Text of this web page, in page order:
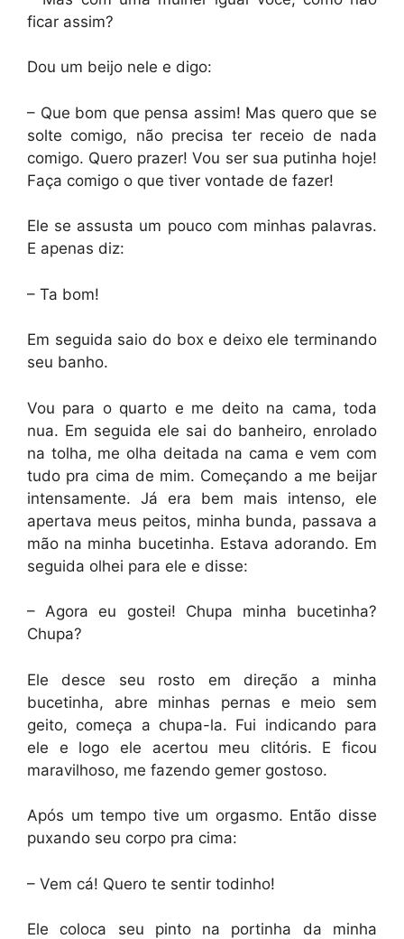
ficar assim?
Dou um beijo nele e digo:
– Que bom que pensa assim! Mas quero que se
solte comigo, não precisa ter receio de nada
comigo. Quero prazer! Vou ser sua putinha hoje!
Faça comigo o que tiver vontade de fazer!
Ele se assusta um pouco com minhas palavras.
E apenas diz:
– Ta bom!
Em seguida saio do box e deixo ele terminando
seu banho.
Vou para o quarto e me deito na cama, toda
nua. Em seguida ele sai do banheiro, enrolado
na tolha, me olha deitada na cama e vem com
tudo pra cima de mim. Começando a me beijar
intensamente. Já era bem mais intenso, ele
apertava meus peitos, minha bunda, passava a
mão na minha bucetinha. Estava adorando. Em
seguida olhei para ele e disse:
– Agora eu gostei! Chupa minha bucetinha?
Chupa?
Ele desce seu rosto em direção a minha
bucetinha, abre minhas pernas e meio sem
geito, começa a chupa-la. Fui indicando para
ele e logo ele acertou meu clitóris. E ficou
maravilhoso, me fazendo gemer gostoso.
Após um tempo tive um orgasmo. Então disse
puxando seu corpo pra cima:
– Vem cá! Quero te sentir todinho!
Ele coloca seu pinto na portinha da minha